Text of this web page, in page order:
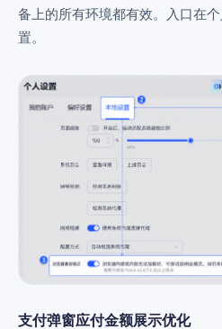
云手机
账号安全
流量套利
票务管理
SEO & SERP
视频教程
免费工具
RPA模板
注册
备上的所有环境都有效。入口在
置。
支付弹窗应付金额展示优化